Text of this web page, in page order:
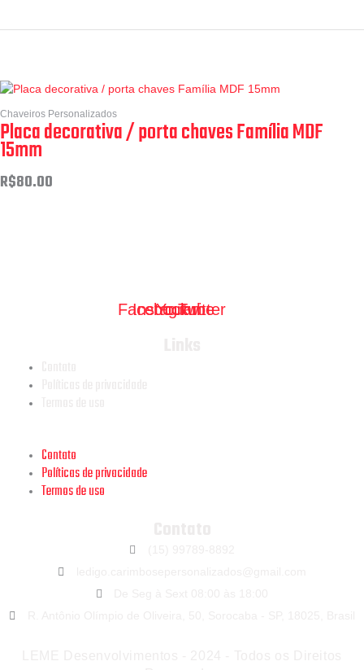
Chaveiros Personalizados
Placa decorativa / porta chaves Família MDF
15mm
R$80.00
Facebook
Instagram
Youtube
Twitter
Contato
Políticas de privacidade
Termos de uso